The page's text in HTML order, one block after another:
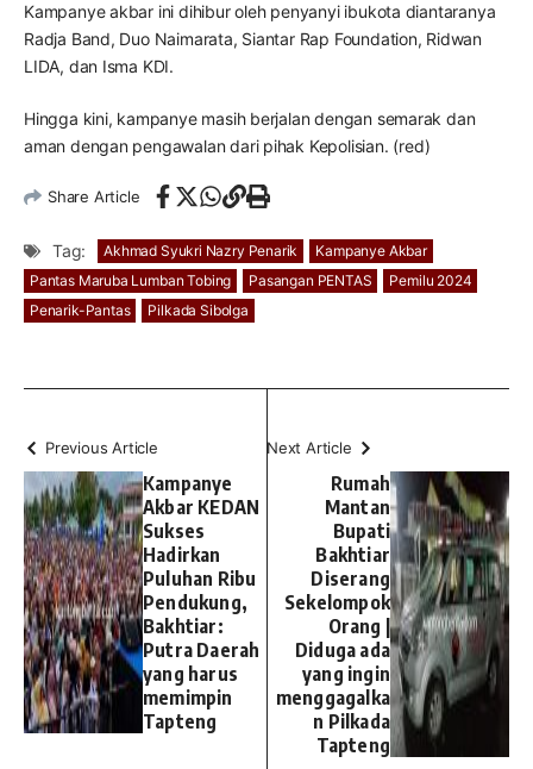
Kampanye akbar ini dihibur oleh penyanyi ibukota diantaranya
Radja Band, Duo Naimarata, Siantar Rap Foundation, Ridwan
LIDA, dan Isma KDI.
Hingga kini, kampanye masih berjalan dengan semarak dan
aman dengan pengawalan dari pihak Kepolisian. (red)
Share Article
Tag: Akhmad Syukri Nazry Penarik
Kampanye Akbar
Pantas Maruba Lumban Tobing
Pasangan PENTAS
Pemilu 2024
Penarik-Pantas
Pilkada Sibolga
Previous Article
Kampanye
Akbar KEDAN
Sukses
Hadirkan
Puluhan Ribu
Pendukung,
Bakhtiar:
Putra Daerah
yang harus
memimpin
Tapteng
Next Article
Rumah
Mantan
Bupati
Bakhtiar
Diserang
Sekelompok
Orang |
Diduga ada
yang ingin
menggagalka
n Pilkada
Tapteng